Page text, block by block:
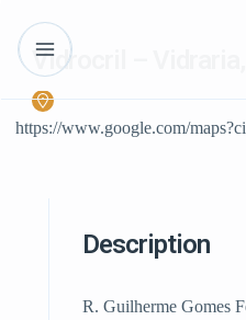
Vidrocril – Vidraria,
https://www.google.com/
Description
R. Guilherme Gomes